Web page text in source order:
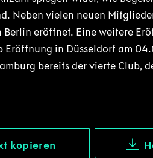
Neben vielen neuen
eröffnet. Eine weitere
Eröffnung in Düsseldorf am
bereits der vierte Club,
kopieren